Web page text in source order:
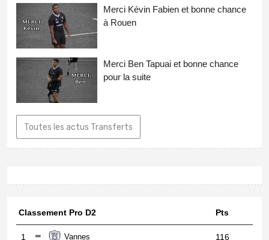
Merci Kévin Fabien et bonne chance
à Rouen
Merci Ben Tapuai et bonne chance
pour la suite
Toutes les actus Transferts
Classement Pro D2 Pts
1 Vannes 116